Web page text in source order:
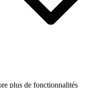
plus de fonctionnalités